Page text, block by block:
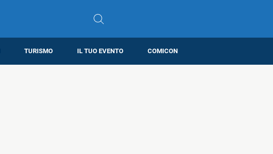
TURISMO IL TUO EVENTO COMICON